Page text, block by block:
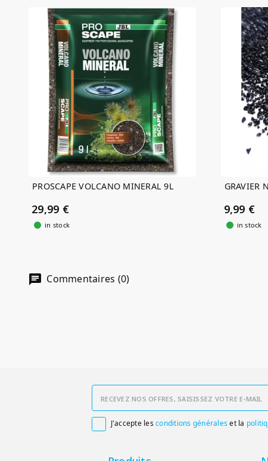
PROSCAPE VOLCANO MINERAL 9L
29,99 €
in stock
GRAVIER
9,99 €
in stock
Commentaires (0)
J'accepte lesconditions généraleset la